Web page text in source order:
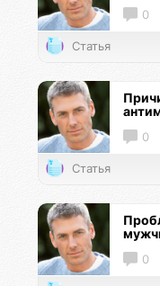
0
Статья
0
Статья
0